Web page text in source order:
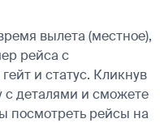
вылета (местное),
рейса с
и статус. Кликнув
с деталями и сможете
посмотреть рейсы на